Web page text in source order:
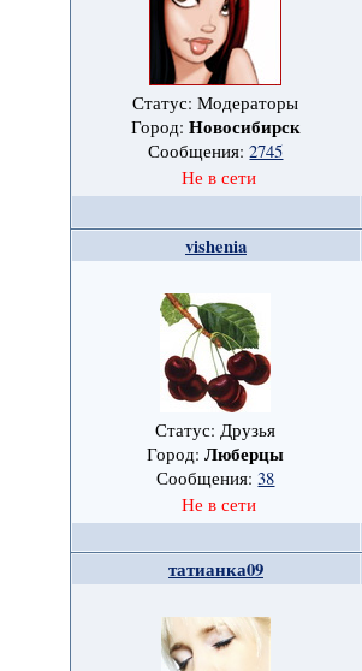
Статус: Модераторы
Город: Новосибирск
Сообщения:2745
Не в сети
vishenia
Статус: Друзья
Город:Люберцы
Сообщения:38
Не в сети
татианка09